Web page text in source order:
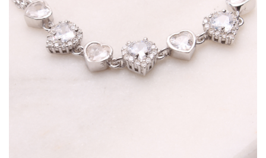
marime reglabila
marimea 47
marimea 48
marimea 49